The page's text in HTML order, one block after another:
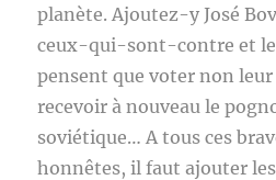
planète. Ajoutez-y José
ceux-qui-sont-contre et
pensent que voter non
recevoir à nouveau le
soviétique… A tous ces
honnêtes, il faut ajouter